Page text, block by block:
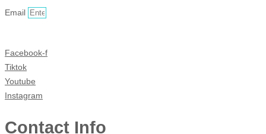
Email
Facebook-f
Tiktok
Youtube
Instagram
Contact Info